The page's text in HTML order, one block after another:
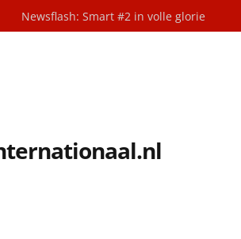
Newsflash: Smart #2 in volle glorie